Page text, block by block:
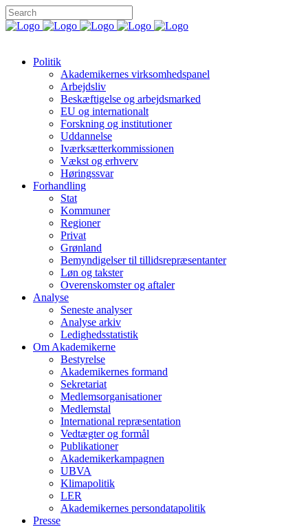
Politik
Akademikernes virksomhedspanel
Arbejdsliv
Beskæftigelse og arbejdsmarked
EU og internationalt
Forskning og institutioner
Uddannelse
Iværksætterkommissionen
Vækst og erhverv
Høringssvar
Forhandling
Stat
Kommuner
Regioner
Privat
Grønland
Bemyndigelser til tillidsrepræsentanter
Løn og takster
Overenskomster og aftaler
Analyse
Seneste analyser
Analyse arkiv
Ledighedsstatistik
Om Akademikerne
Bestyrelse
Akademikernes formand
Sekretariat
Medlemsorganisationer
Medlemstal
International repræsentation
Vedtægter og formål
Publikationer
Akademikerkampagnen
UBVA
Klimapolitik
LER
Akademikernes persondatapolitik
Presse